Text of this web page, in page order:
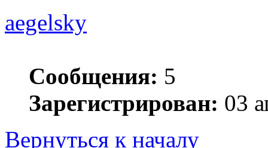
aegelsky
Сообщения: 5
Зарегистрирован: 03
Вернуться к началу